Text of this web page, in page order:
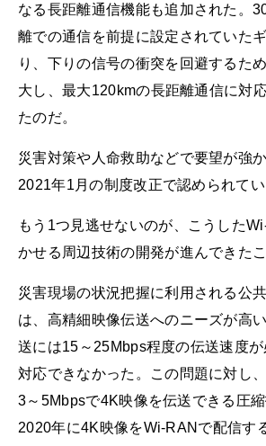
なる長距離通信機能も追加された。
離での通信を前提に設定されていた
り、下りの信号の衝突を回避するた
大し、最大120kmの長距離通信に対
たのだ。
災害対策や人命救助などで要望が強
2021年1月の制度改正で認められてい
もう1つ見逃せないのが、こうした
かせる周辺技術の開発が進んできたこ
災害現場の状況把握に利用される公
は、高精細映像伝送へのニーズが高
送には15～25Mbps程度の伝送速度
対応できなかった。この問題に対し
3～5Mbpsで4K映像を伝送できる圧縮
2020年に4K映像をWi-RANで配信す